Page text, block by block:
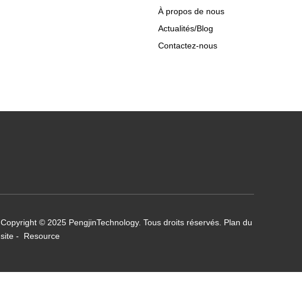
À propos de nous
Actualités/Blog
Contactez-nous
Copyright © 2025 PengjinTechnology. Tous droits réservés. Plan du
site - Resource